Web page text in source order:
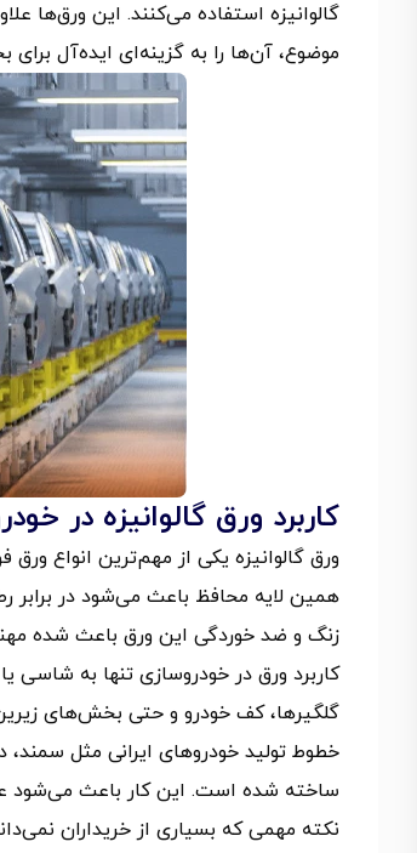
گالوانیزه استفاده می‌کنند. این ورق‌ها
موضوع، آن‌ها را به گزینه‌ای ایده‌آل
کاربرد ورق گالوانیزه در
ورق گالوانیزه یکی از مهم‌ترین انواع
همین لایه محافظ باعث می‌شود در برابر
زنگ و ضد خوردگی این ورق باعث شده
کاربرد ورق در خودروسازی تنها به شاسی
گلگیرها، کف خودرو و حتی بخش‌های
خطوط تولید خودروهای ایرانی مثل سمند،
ساخته شده‌ است. این کار باعث می‌شود
نکته مهمی که بسیاری از خریداران